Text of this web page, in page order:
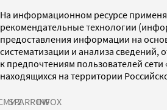
На информационном ресурсе
рекомендательные технологии
предоставления информации на
систематизации и анализа сведений,
к предпочтениям пользователей сети
находящихся на территории
SPARROWINFOX